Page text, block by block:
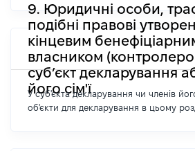
9. Юридичні особи,
подібні правові
кінцевим
власником
суб’єкт декларування
його сім'ї
У суб'єкта декларування чи членів його
об'єкти для декларування в цьому